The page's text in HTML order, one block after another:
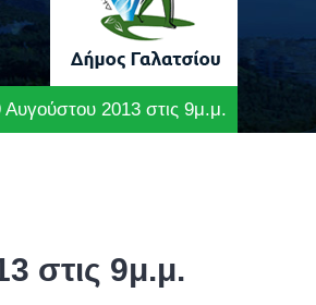
2013 στις 9μ.μ.
στις 9μ.μ.